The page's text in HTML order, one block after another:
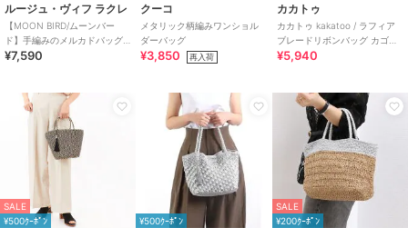
ルージュ・ヴィフ ラクレ
【MOON BIRD/ムーンバー
ド】手編みのメルカドバッグS/
かごバッグ/ハンド
¥7,590
クーコ
メタリック柄編みワンショル
ダーバッグ
¥3,850 再入荷
カカトゥ
カカトゥ kakatoo / ラフィア
ブレードリボンバッグ カゴバ
ッグ
¥5,940
SALE
¥500ｸｰﾎﾟﾝ
¥500ｸｰﾎﾟﾝ
SALE
¥200ｸｰﾎﾟﾝ